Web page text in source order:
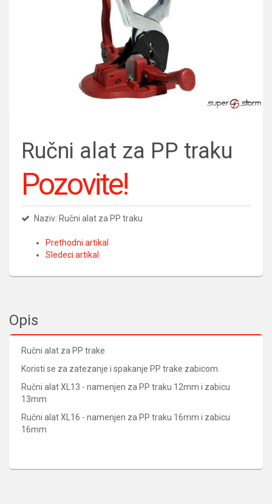
Ručni alat za PP traku
Pozovite!
Naziv: Ručni alat za PP traku
Prethodni artikal
Sledeci artikal
Opis
Ručni alat za PP trake
Koristi se za zatezanje i spakanje PP trake zabicom.
Ručni alat XL13 - namenjen za PP traku 12mm i zabicu
13mm
Ručni alat XL16 - namenjen za PP traku 16mm i zabicu
16mm